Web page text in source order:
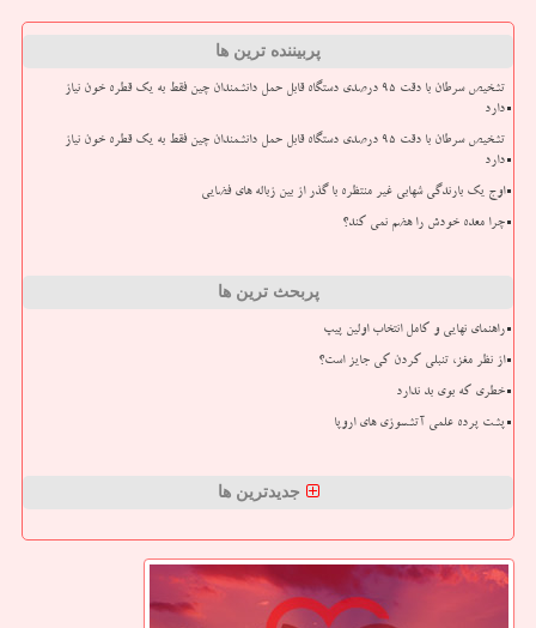
پربیننده ترین ها
تشخیص سرطان با دقت ۹۵ درصدی دستگاه قابل حمل دانشمندان چین فقط به یک قطره خون نیاز
دارد
تشخیص سرطان با دقت ۹۵ درصدی دستگاه قابل حمل دانشمندان چین فقط به یک قطره خون نیاز
دارد
اوج یک بارندگی شهابی غیر منتظره با گذر از بین زباله های فضایی
چرا معده خودش را هضم نمی کند؟
پربحث ترین ها
راهنمای نهایی و کامل انتخاب اولین پیپ
از نظر مغز، تنبلی کردن کی جایز است؟
خطری که بوی بد ندارد
پشت پرده علمی آتشسوزی های اروپا
جدیدترین ها